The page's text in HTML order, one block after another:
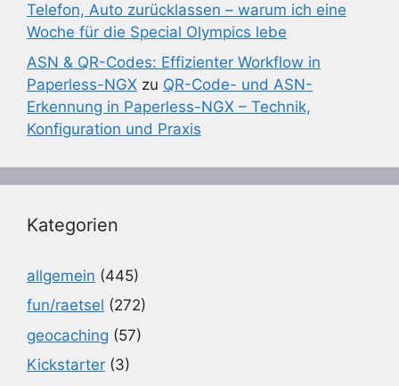
Telefon, Auto zurücklassen – warum ich eine
Woche für die Special Olympics lebe
ASN & QR-Codes: Effizienter Workflow in
Paperless-NGX zu QR-Code- und ASN-
Erkennung in Paperless-NGX – Technik,
Konfiguration und Praxis
Kategorien
allgemein (445)
fun/raetsel (272)
geocaching (57)
Kickstarter (3)